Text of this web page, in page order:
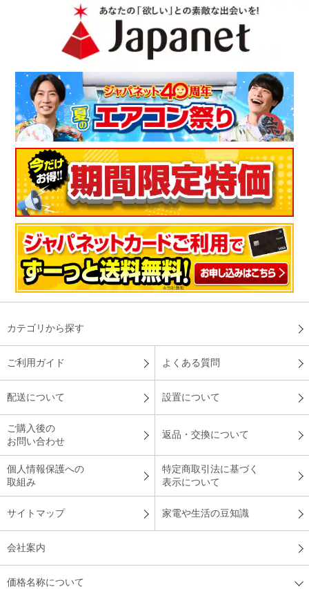
画質も綺麗で、音声も聞き取りやすいのですが、立ちありが一
瞬ではないのが少し残念でした。ただ、何よりもネット動画視
（埼玉県 40代A.K様）
迫力があり良かった
サウンドも画像も綺麗だから迫力があり良かったです。
（大阪府60代F.H様 ）
ネット動画も見れて便利
軽量のため設置が楽
非常に軽量で、設置が非常に楽だったので最高です。
スムーズに初期設定できました
初期設定を自分で設定したのですが、スム－ズに設定でき、画
面も見やすく満足しています。
（兵庫県50代S.T様）
カテゴリから探す
ご利用ガイド よくある質問
配送について 設置について
ご購入後の
お問い合わせ
返品・交換について
個人情報保護への
取組み
特定商取引法に基づく
表示について
サイトマップ 家電や生活の豆知識
会社案内
価格名称について